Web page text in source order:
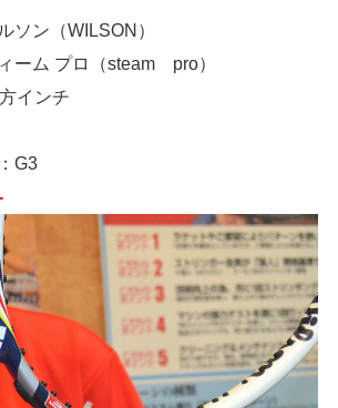
ソン（WILSON）
ーム プロ（steam pro）
インチ
G3